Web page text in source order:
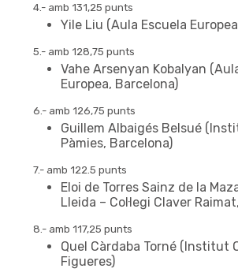
4.- amb 131,25 punts
Yile Liu (Aula Escuela
5.- amb 128,75 punts
Vahe Arsenyan Kobalyan
Europea, Barcelona)
6.- amb 126,75 punts
Guillem Albaigés Belsué
Pàmies, Barcelona)
7.- amb 122.5 punts
Eloi de Torres Sainz de la
Lleida – Col·legi Claver
8.- amb 117,25 punts
Quel Càrdaba Torné (Institut
Figueres)